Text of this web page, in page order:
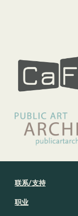
联系/支持
职业